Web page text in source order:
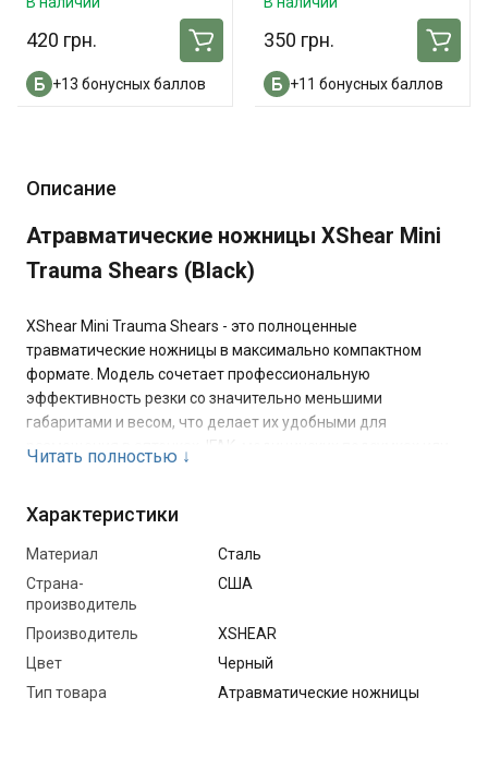
420 грн.
+13 бонусных баллов
350 грн.
+11 бонусных баллов
Описание
Атравматические ножницы XShear Mini
Trauma Shears (Black)
XShear Mini Trauma Shears - это полноценные
травматические ножницы в максимально компактном
формате. Модель сочетает профессиональную
эффективность резки со значительно меньшими
габаритами и весом, что делает их удобными для
размещения в аптечках, IFAK, медицинских подсумках или
только с бинтами и одеждой, но и с более плотными
Ножницы оснащены усиленными лезвиями из
нержавеющей стали 420J2 с титановым покрытием,
которое повышает износостойкость и обеспечивает
дополнительную защиту при интенсивном использовании.
Изогнутое лезвие с тупым концом повышает безопасность
Читать полностью ↓
Характеристики
Материал
Сталь
Страна-
производитель
США
Производитель
XSHEAR
Цвет
Чeрный
Тип товара
Атравматические ножницы